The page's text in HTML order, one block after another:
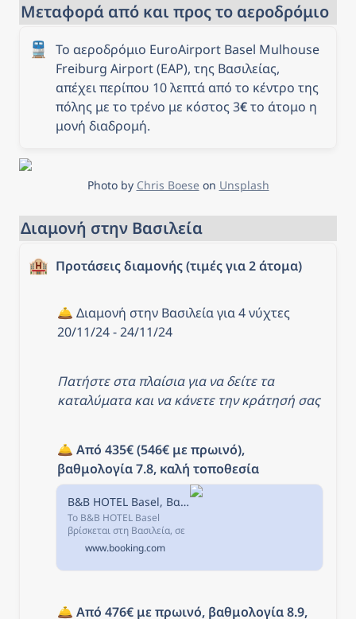
Μεταφορά από και προς το αεροδρόμιο
🚆
Το αεροδρόμιο EuroAirport Basel Mulhouse
Freiburg Airport (EAP), της Βασιλείας,
απέχει περίπου 10 λεπτά από το κέντρο της
πόλης με το τρένο με κόστος 3€ το άτομο η
μονή διαδρομή.
Photo by Chris Boese on Unsplash
Διαμονή στην Βασιλεία
🏨 Προτάσεις διαμονής (τιμές για 2 άτομα)
🛎️ Διαμονή στην Βασιλεία για 4 νύχτες
20/11/24 - 24/11/24
Πατήστε στα πλαίσια για να δείτε τα
καταλύματα και να κάνετε την κράτησή σας
🛎️ Από 435€ (546€ με πρωινό),
βαθμολογία 7.8, καλή τοποθεσία
B&B HOTEL Basel, Βασιλεία, Ελβετία
Το B&B HOTEL Basel
βρίσκεται στη Βασιλεία, σε
απόσταση 1,7 χλμ από το
σημείο ενδιαφέροντος
Kunstmuseum Basel και
www.booking.com
🛎️ Από 476€ με πρωινό, βαθμολογία 8.9,